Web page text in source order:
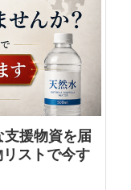
支援物資を届
ストで今す